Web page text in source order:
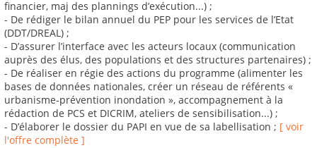
financier, maj des plannings d’exécution...) ;
- De rédiger le bilan annuel du PEP pour les services de l’Etat
(DDT/DREAL) ;
- D’assurer l’interface avec les acteurs locaux (communication
auprès des élus, des populations et des structures partenaires) ;
- De réaliser en régie des actions du programme (alimenter les
bases de données nationales, créer un réseau de référents «
urbanisme-prévention inondation », accompagnement à la
rédaction de PCS et DICRIM, ateliers de sensibilisation...) ;
- D’élaborer le dossier du PAPI en vue de sa labellisation ; [ voir
l'offre complète ]